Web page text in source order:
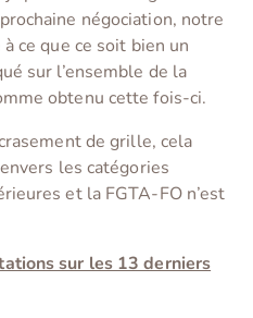
négociation, notre
ce que ce soit bien un
sur l’ensemble de la
obtenu cette fois-ci.
de grille, cela
les catégories
et la FGTA-FO n’est
sur les 13 derniers